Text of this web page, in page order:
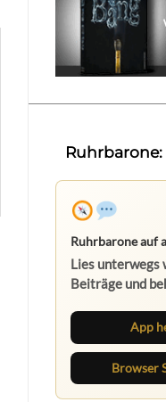
Ruhrbarone auf
Lies unterwegs
Beiträge und
App
Browser